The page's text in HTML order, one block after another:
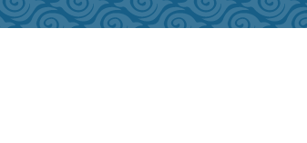
跳到主要內容區塊